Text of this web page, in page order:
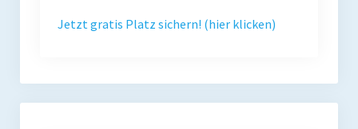
Jetzt gratis Platz sichern! (hier klicken)